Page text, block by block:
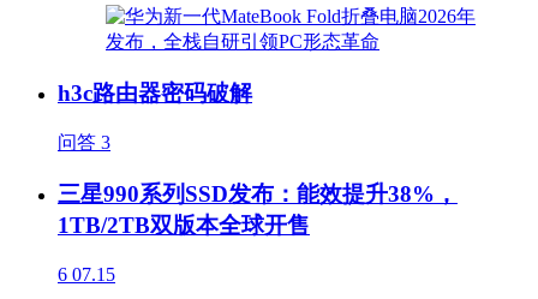
h3c路由器密码破解
问答 3
三星990系列SSD发布：能效提升38%，
1TB/2TB双版本全球开售
6 07.15